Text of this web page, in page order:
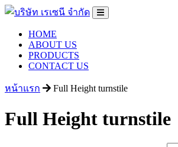
HOME
ABOUT US
PRODUCTS
CONTACT US
หน้าแรก Full Height turnstile
Full Height turnstile